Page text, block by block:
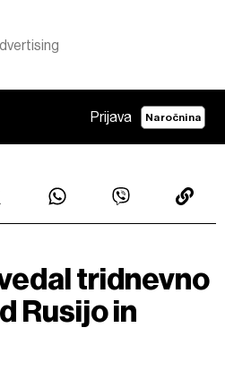
Prijava Naročnina
tridnevno
Rusijo in